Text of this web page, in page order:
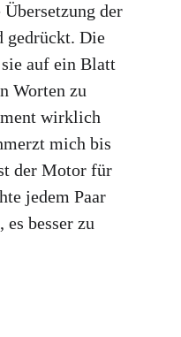
der
gedrückt. Die
auf ein Blatt
Worten zu
wirklich
mich bis
der Motor für
jedem Paar
besser zu